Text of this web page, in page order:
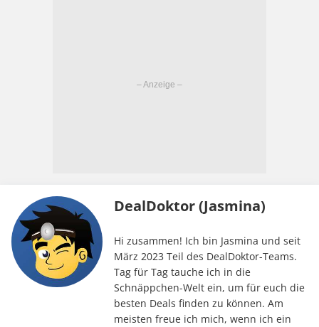
DealDoktor (Jasmina)
Hi zusammen! Ich bin Jasmina und seit
März 2023 Teil des DealDoktor-Teams.
Tag für Tag tauche ich in die
Schnäppchen-Welt ein, um für euch die
besten Deals finden zu können. Am
meisten freue ich mich, wenn ich ein